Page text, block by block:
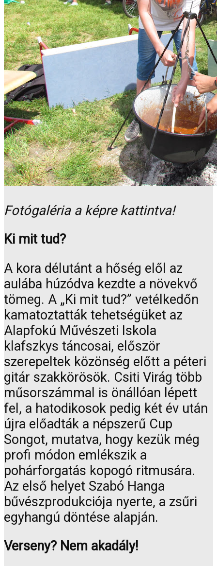
Fotógaléria a képre kattintva!
Ki mit tud?
A kora délutánt a hőség elől az
aulába húzódva kezdte a növekvő
tömeg. A „Ki mit tud?” vetélkedőn
kamatoztatták tehetségüket az
Alapfokú Művészeti Iskola
klafszkys táncosai, először
szerepeltek közönség előtt a péteri
gitár szakkörösök. Csiti Virág több
műsorszámmal is önállóan lépett
fel, a hatodikosok pedig két év után
újra előadták a népszerű Cup
Songot, mutatva, hogy kezük még
profi módon emlékszik a
pohárforgatás kopogó ritmusára.
Az első helyet Szabó Hanga
bűvészprodukciója nyerte, a zsűri
egyhangú döntése alapján.
Verseny? Nem akadály!